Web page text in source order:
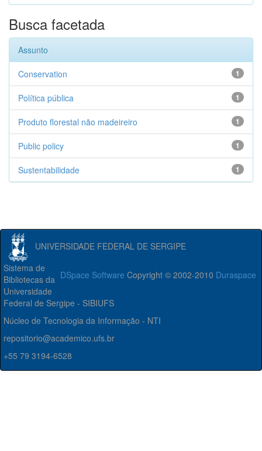
Busca facetada
Assunto
1
Conservation
1
Política pública
1
Produto florestal não madeireiro
1
Public policy
1
Sustentabilidade
UNIVERSIDADE FEDERAL DE SERGIPE
DSpace Software Copyright © 2002-2010 Duraspace
Sistema de
Bibliotecas da
Universidade
Federal de Sergipe - SIBIUFS
Núcleo de Tecnologia da Informação - NTI
repositorio@academico.ufs.br
+55 79 3194-6528